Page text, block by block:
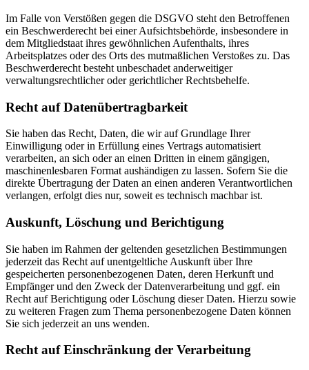
Im Falle von Verstößen gegen die DSGVO steht den Betroffenen
ein Beschwerderecht bei einer Aufsichtsbehörde, insbesondere in
dem Mitgliedstaat ihres gewöhnlichen Aufenthalts, ihres
Arbeitsplatzes oder des Orts des mutmaßlichen Verstoßes zu. Das
Beschwerderecht besteht unbeschadet anderweitiger
verwaltungsrechtlicher oder gerichtlicher Rechtsbehelfe.
Recht auf Daten­übertrag­barkeit
Sie haben das Recht, Daten, die wir auf Grundlage Ihrer
Einwilligung oder in Erfüllung eines Vertrags automatisiert
verarbeiten, an sich oder an einen Dritten in einem gängigen,
maschinenlesbaren Format aushändigen zu lassen. Sofern Sie die
direkte Übertragung der Daten an einen anderen Verantwortlichen
verlangen, erfolgt dies nur, soweit es technisch machbar ist.
Auskunft, Löschung und Berichtigung
Sie haben im Rahmen der geltenden gesetzlichen Bestimmungen
jederzeit das Recht auf unentgeltliche Auskunft über Ihre
gespeicherten personenbezogenen Daten, deren Herkunft und
Empfänger und den Zweck der Datenverarbeitung und ggf. ein
Recht auf Berichtigung oder Löschung dieser Daten. Hierzu sowie
zu weiteren Fragen zum Thema personenbezogene Daten können
Sie sich jederzeit an uns wenden.
Recht auf Einschränkung der Verarbeitung